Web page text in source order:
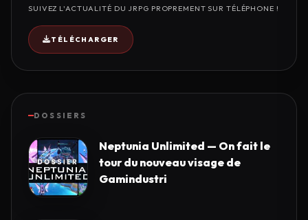
SUIVEZ L'ACTUALITÉ DU JRPG PROPREMENT SUR TÉLÉPHONE !
TÉLÉCHARGER
DOSSIERS
Neptunia Unlimited — On fait le
tour du nouveau visage de
Gamindustri